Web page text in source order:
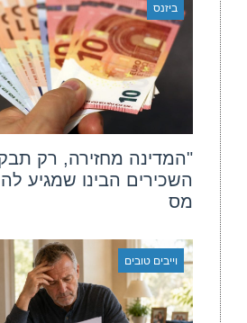
ביזנס
"המדינה מחזירה, רק
השכירים הבינו שמגיע
מס
וייבים טובים